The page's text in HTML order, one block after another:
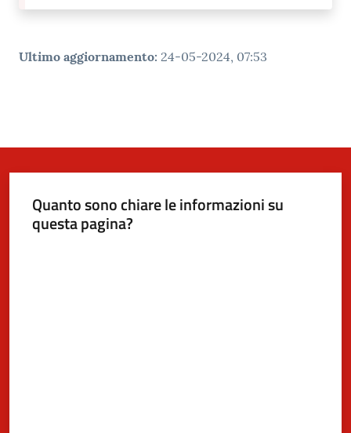
Ultimo aggiornamento: 24-05-2024, 07:53
Quanto sono chiare le informazioni su
questa pagina?